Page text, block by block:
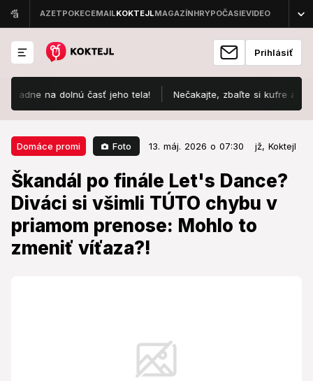
Prihlásiť
na dolnú časť jeho tela! Nečakajte, zbaľte si kufre a cestujte
Domáce promi Foto 13. máj. 2026 o 07:30 jž, Koktejl
Škandál po finále Let's Dance?
Diváci si všimli TÚTO chybu v
priamom prenose: Mohlo to
zmeniť víťaza?!
Domáce promi 13. máj. 2026 o 07:30
Škandál po finále Let's Dance?
Diváci si všimli TÚTO chybu v
priamom prenose: Mohlo to
zmeniť víťaza?!